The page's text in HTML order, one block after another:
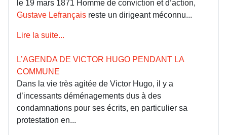
le 19 mars 1871 Homme de conviction et d’action,
Gustave Lefrançais reste un dirigeant méconnu...
Lire la suite...
L’AGENDA DE VICTOR HUGO PENDANT LA
COMMUNE
Dans la vie très agitée de Victor Hugo, il y a
d’incessants déménagements dus à des
condamnations pour ses écrits, en particulier sa
protestation en...